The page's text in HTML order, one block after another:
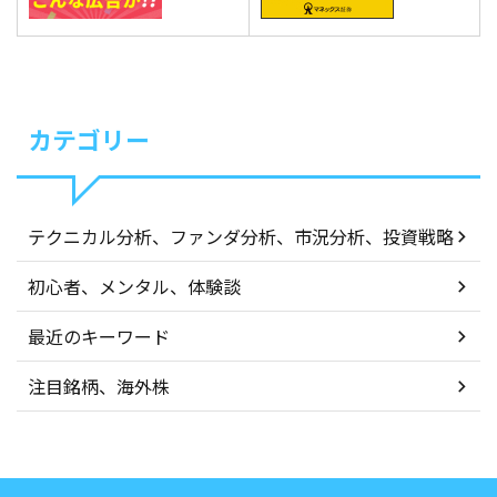
カテゴリー
テクニカル分析、ファンダ分析、市況分析、投資戦略
初心者、メンタル、体験談
最近のキーワード
注目銘柄、海外株